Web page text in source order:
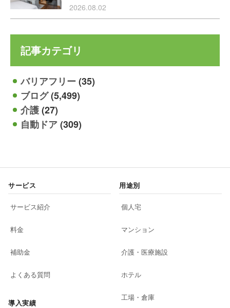
2026.08.02
記事カテゴリ
バリアフリー(35)
ブログ(5,499)
介護(27)
自動ドア(309)
サービス
サービス紹介
料金
補助金
よくある質問
導入実績
用途別
個人宅
マンション
介護・医療施設
ホテル
工場・倉庫